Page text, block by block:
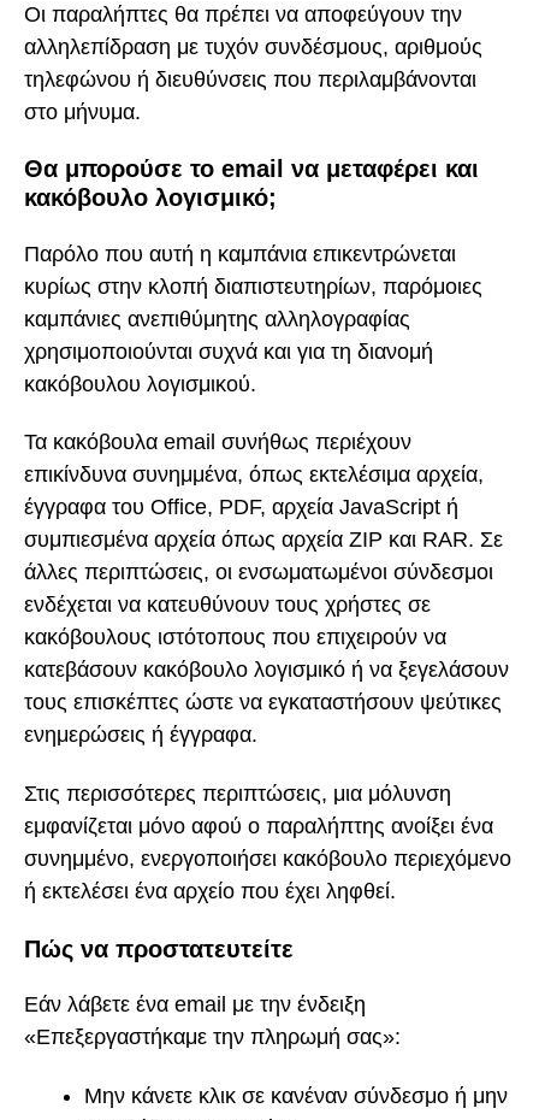
Οι παραλήπτες θα πρέπει να αποφεύγουν την
αλληλεπίδραση με τυχόν συνδέσμους, αριθμούς
τηλεφώνου ή διευθύνσεις που περιλαμβάνονται
στο μήνυμα.
Θα μπορούσε το email να μεταφέρει και
κακόβουλο λογισμικό;
Παρόλο που αυτή η καμπάνια επικεντρώνεται
κυρίως στην κλοπή διαπιστευτηρίων, παρόμοιες
καμπάνιες ανεπιθύμητης αλληλογραφίας
χρησιμοποιούνται συχνά και για τη διανομή
κακόβουλου λογισμικού.
Τα κακόβουλα email συνήθως περιέχουν
επικίνδυνα συνημμένα, όπως εκτελέσιμα αρχεία,
έγγραφα του Office, PDF, αρχεία JavaScript ή
συμπιεσμένα αρχεία όπως αρχεία ZIP και RAR. Σε
άλλες περιπτώσεις, οι ενσωματωμένοι σύνδεσμοι
ενδέχεται να κατευθύνουν τους χρήστες σε
κακόβουλους ιστότοπους που επιχειρούν να
κατεβάσουν κακόβουλο λογισμικό ή να ξεγελάσουν
τους επισκέπτες ώστε να εγκαταστήσουν ψεύτικες
ενημερώσεις ή έγγραφα.
Στις περισσότερες περιπτώσεις, μια μόλυνση
εμφανίζεται μόνο αφού ο παραλήπτης ανοίξει ένα
συνημμένο, ενεργοποιήσει κακόβουλο περιεχόμενο
ή εκτελέσει ένα αρχείο που έχει ληφθεί.
Πώς να προστατευτείτε
Εάν λάβετε ένα email με την ένδειξη
«Επεξεργαστήκαμε την πληρωμή σας»:
Μην κάνετε κλικ σε κανέναν σύνδεσμο ή μην